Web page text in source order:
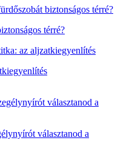
térré?
választanod a